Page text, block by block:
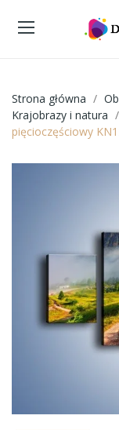
Strona główna
Krajobrazy i natura
pięcioczęściowy